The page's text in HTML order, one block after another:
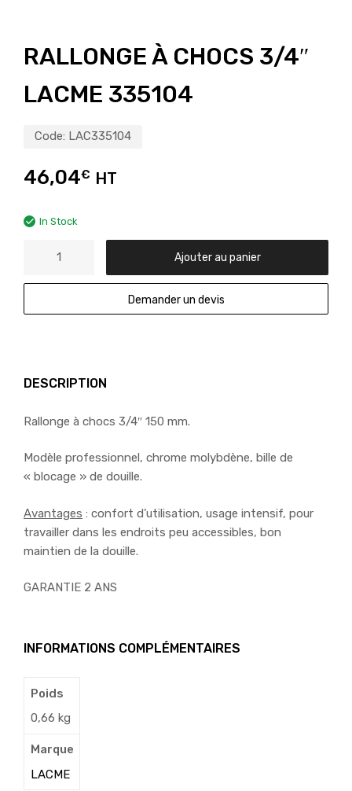
RALLONGE À CHOCS 3/4″
LACME 335104
Code: LAC335104
46,04€ HT
In Stock
Ajouter au panier
Demander un devis
DESCRIPTION
Rallonge à chocs 3/4″ 150 mm.
Modèle professionnel, chrome molybdène, bille de
« blocage » de douille.
Avantages : confort d’utilisation, usage intensif, pour
travailler dans les endroits peu accessibles, bon
maintien de la douille.
GARANTIE 2 ANS
INFORMATIONS COMPLÉMENTAIRES
Poids
0,66 kg
Marque
LACME